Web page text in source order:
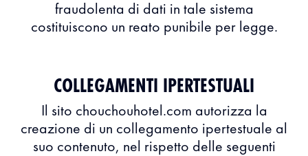
fraudolenta di dati in tale sistema
costituiscono un reato punibile per legge.
COLLEGAMENTI IPERTESTUALI
Il sito chouchouhotel.com autorizza la
creazione di un collegamento ipertestuale al
suo contenuto, nel rispetto delle seguenti